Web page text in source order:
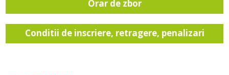
Orar de zbor
Conditii de inscriere, retragere, penalizari